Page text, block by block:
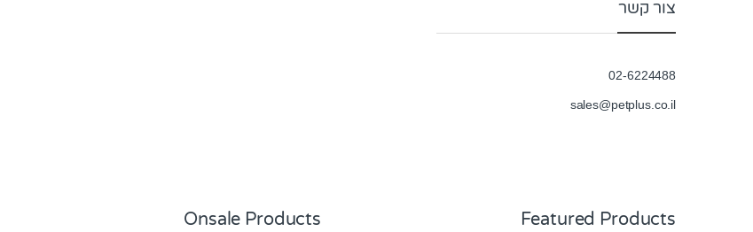
צור קשר
02-6224488
sales@petplus.co.il
Featured Products
Onsale Products